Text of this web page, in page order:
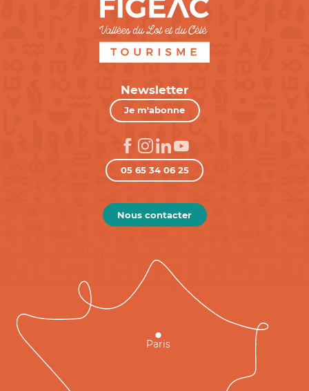
Newsletter
Je m'abonne
05 65 34 06 25
Nous contacter
Paris